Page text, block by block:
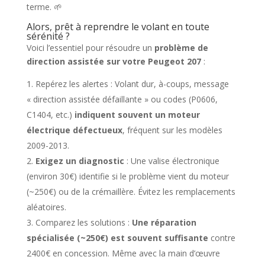
terme. 🌱
Alors, prêt à reprendre le volant en toute
sérénité ?
Voici l’essentiel pour résoudre un problème de
direction assistée sur votre Peugeot 207:
Repérez les alertes : Volant dur, à-coups, message
« direction assistée défaillante » ou codes (P0606,
C1404, etc.) indiquent souvent un moteur
électrique défectueux, fréquent sur les modèles
2009-2013.
Exigez un diagnostic : Une valise électronique
(environ 30€) identifie si le problème vient du moteur
(~250€) ou de la crémaillère. Évitez les remplacements
aléatoires.
Comparez les solutions : Une réparation
spécialisée (~250€) est souvent suffisante contre
2400€ en concession. Même avec la main d’œuvre